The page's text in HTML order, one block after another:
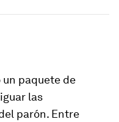
paquete de
las
parón. Entre